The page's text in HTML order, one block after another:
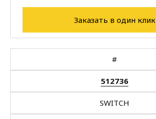
Заказать в один клик
#
512736
SWITCH